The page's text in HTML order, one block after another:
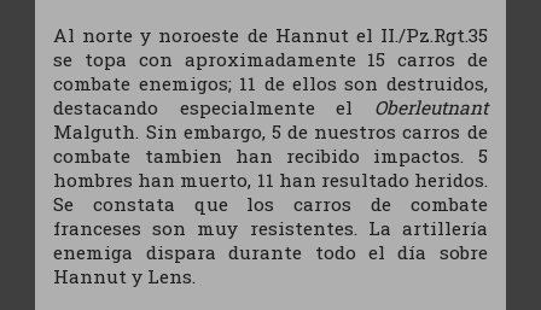
Al norte y noroeste de Hannut el II./Pz.Rgt.35
se topa con aproximadamente 15 carros de
combate enemigos; 11 de ellos son destruidos,
destacando especialmente el Oberleutnant
Malguth. Sin embargo, 5 de nuestros carros de
combate tambien han recibido impactos. 5
hombres han muerto, 11 han resultado heridos.
Se constata que los carros de combate
franceses son muy resistentes. La artillería
enemiga dispara durante todo el día sobre
Hannut y Lens.